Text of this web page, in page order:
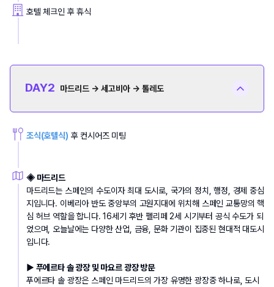
호텔 체크인 후 휴식
DAY2 마드리드 → 세고비아 → 톨레도
조식(호텔식) 후 컨시어즈 미팅
◈ 마드리드
마드리드는 스페인의 수도이자 최대 도시로, 국가의 정치, 행정, 경제 중심
지입니다. 이베리아 반도 중앙부의 고원지대에 위치해 스페인 교통망의 핵
심 허브 역할을 합니다. 16세기 후반 펠리페 2세 시기부터 공식 수도가 되
었으며, 오늘날에는 다양한 산업, 금융, 문화 기관이 집중된 현대적 대도시
입니다.
▶ 푸에르타 솔 광장 및 마요르 광장 방문
푸에르타 솔 광장은 스페인 마드리드의 가장 유명한 광장중 하나로, 도시